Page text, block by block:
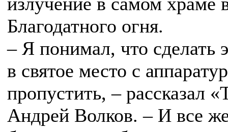
Благодатного огня.
– Я понимал, что сделать
в святое место с
пропустить, –
Андрей Волков. – И все